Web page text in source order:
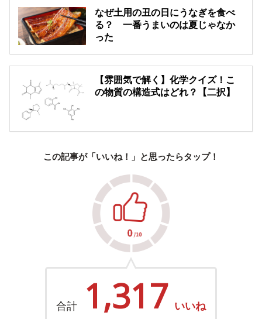
なぜ土用の丑の日にうなぎを食べ
る？ 一番うまいのは夏じゃなか
った
【雰囲気で解く】化学クイズ！こ
の物質の構造式はどれ？【二択】
この記事が「いいね！」と思ったらタップ！
合計 1,317 いいね